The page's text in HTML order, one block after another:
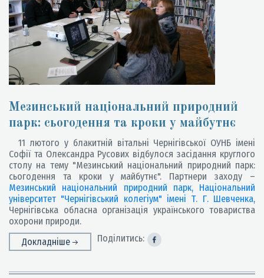
Мезинський національний природний
парк: сьогодення та кроки у майбутнє
11 лютого у блакитній вітальні Чернігівської ОУНБ імені
Софії та Олександра Русових відбулося засідання круглого
столу на тему "Мезинський національний природний парк:
сьогодення та кроки у майбутнє". Партнери заходу –
Мезинський національний природний парк, Національний
університет "Чернігівський колегіум" імені Т. Г. Шевченка,
Чернігівська обласна організація українського товариства
охорони природи.
Докладніше
Поділитись: